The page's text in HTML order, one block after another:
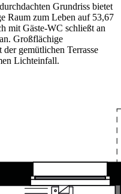
Grundriss bietet
Raum zum Leben auf 53,67
mit Gäste-WC schließt an
Großflächige
gemütlichen Terrasse
Lichteinfall.